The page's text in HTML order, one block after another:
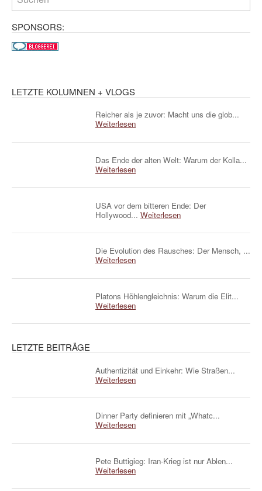
SPONSORS:
LETZTE KOLUMNEN + VLOGS
Reicher als je zuvor: Macht uns die glob...
Weiterlesen
Das Ende der alten Welt: Warum der Kolla...
Weiterlesen
USA vor dem bitteren Ende: Der
Hollywood... Weiterlesen
Die Evolution des Rausches: Der Mensch, ...
Weiterlesen
Platons Höhlengleichnis: Warum die Elit...
Weiterlesen
LETZTE BEITRÄGE
Authentizität und Einkehr: Wie Straßen...
Weiterlesen
Dinner Party definieren mit „Whatc...
Weiterlesen
Pete Buttigieg: Iran-Krieg ist nur Ablen...
Weiterlesen